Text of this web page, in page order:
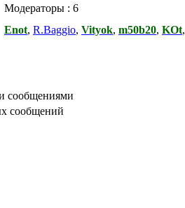
Модераторы : 6
Enot, R.Baggio, Vityok, m50b20, KOt,
сообщениями
сообщений